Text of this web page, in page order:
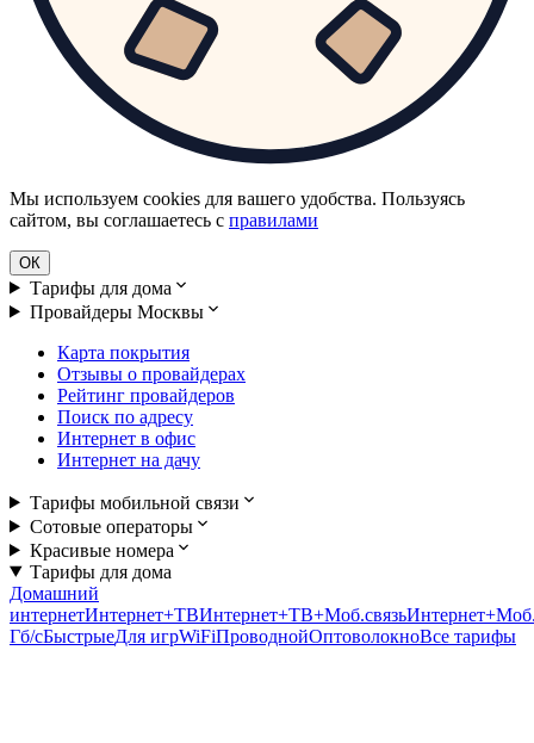
Мы используем cookies для вашего удобства. Пользуясь
сайтом, вы соглашаетесь с правилами
ОК
Тарифы для дома
Провайдеры Москвы
Карта покрытия
Отзывы о провайдерах
Рейтинг провайдеров
Поиск по адресу
Интернет в офис
Интернет на дачу
Тарифы мобильной связи
Сотовые операторы
Красивые номера
Тарифы для дома
Домашний
интернетИнтернет+ТВИнтернет+ТВ+Моб.связь
Гб/cБыстрыеДля игрWiFiПроводнойОптоволокноВсе тарифы